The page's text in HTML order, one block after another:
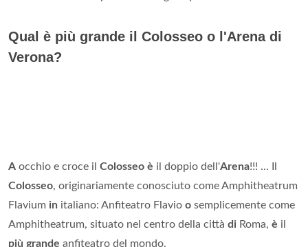
Qual è più grande il Colosseo o l'Arena di
Verona?
A occhio e croce il Colosseo è il doppio dell'Arena!!! ... Il
Colosseo, originariamente conosciuto come Amphitheatrum
Flavium in italiano: Anfiteatro Flavio o semplicemente come
Amphitheatrum, situato nel centro della città di Roma, è il
più grande anfiteatro del mondo.